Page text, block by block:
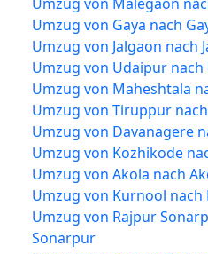
Umzug von Gaya nach
Umzug von Jalgaon nach
Umzug von Udaipur
Umzug von Maheshtala
Umzug von Tiruppur
Umzug von Davanagere
Umzug von Kozhikode
Umzug von Akola nach
Umzug von Kurnool nach
Umzug von Rajpur
Sonarpur